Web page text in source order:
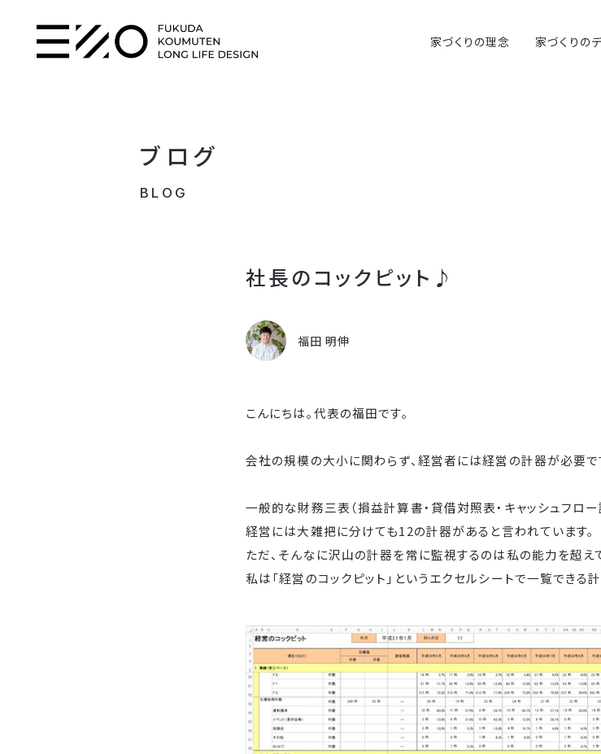
家づくりの理念 家づくりの
ブログ
BLOG
社長のコックピット♪
福田 明伸
こんにちは。代表の福田です。
会社の規模の大小に関わらず、経営者には経営の計器が必要で
一般的な財務三表（損益計算書・貸借対照表・キャッシュフロー
経営には大雑把に分けても12の計器があると言われています。
ただ、そんなに沢山の計器を常に監視するのは私の能力を超えて
私は「経営のコックピット」というエクセルシートで一覧できる